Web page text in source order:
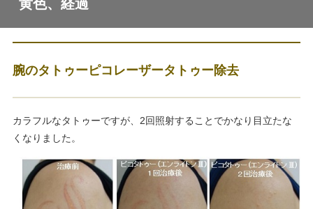
腕のタトゥーピコレーザータトゥー除去
カラフルなタトゥーですが、2回照射することでかなり目立たな
くなりました。